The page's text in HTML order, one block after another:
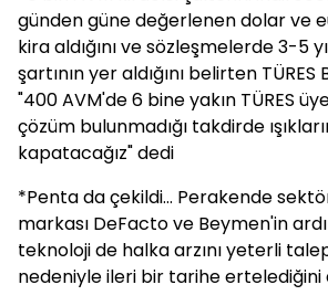
günden güne değerlenen dolar ve
kira aldığını ve sözleşmelerde 3-5
şartının yer aldığını belirten TÜRES
"400 AVM'de 6 bine yakın TÜRES
çözüm bulunmadığı takdirde
kapatacağız" dedi
*Penta da çekildi... Perakende
markası DeFacto ve Beymen'in
teknoloji de halka arzını yeterli
nedeniyle ileri bir tarihe ertelediğini